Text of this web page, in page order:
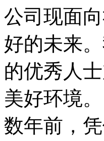
公司现面
好的未来
的优秀人
美好环境
数年前，